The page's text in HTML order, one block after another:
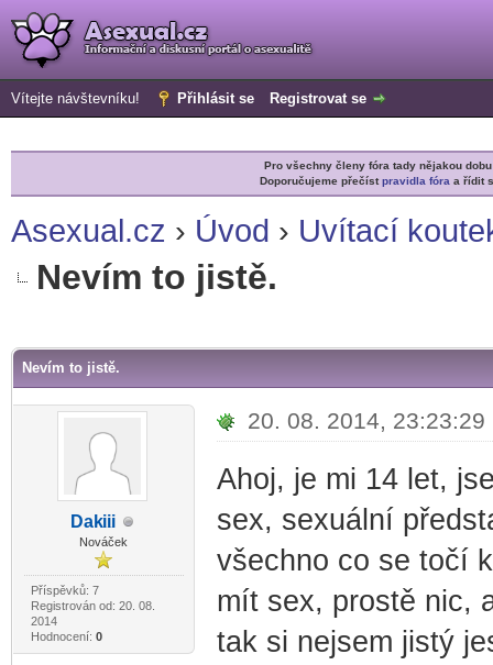
Vítejte návštevníku! Přihlásit se Registrovat se
Pro všechny členy fóra tady nějakou
Doporučujeme přečístpravidla fóra a řídit
Asexual.cz › Úvod › Uvítací
Nevím to jistě.
Nevím to jistě.
Dakiii
Nováček
Příspěvků: 7
Registrován od: 20. 08.
2014
Hodnocení: 0
20. 08. 2014, 23:23:29
Ahoj, je mi 14 let,
sex, sexuální
všechno co se točí
mít sex, prostě nic,
tak si nejsem jistý